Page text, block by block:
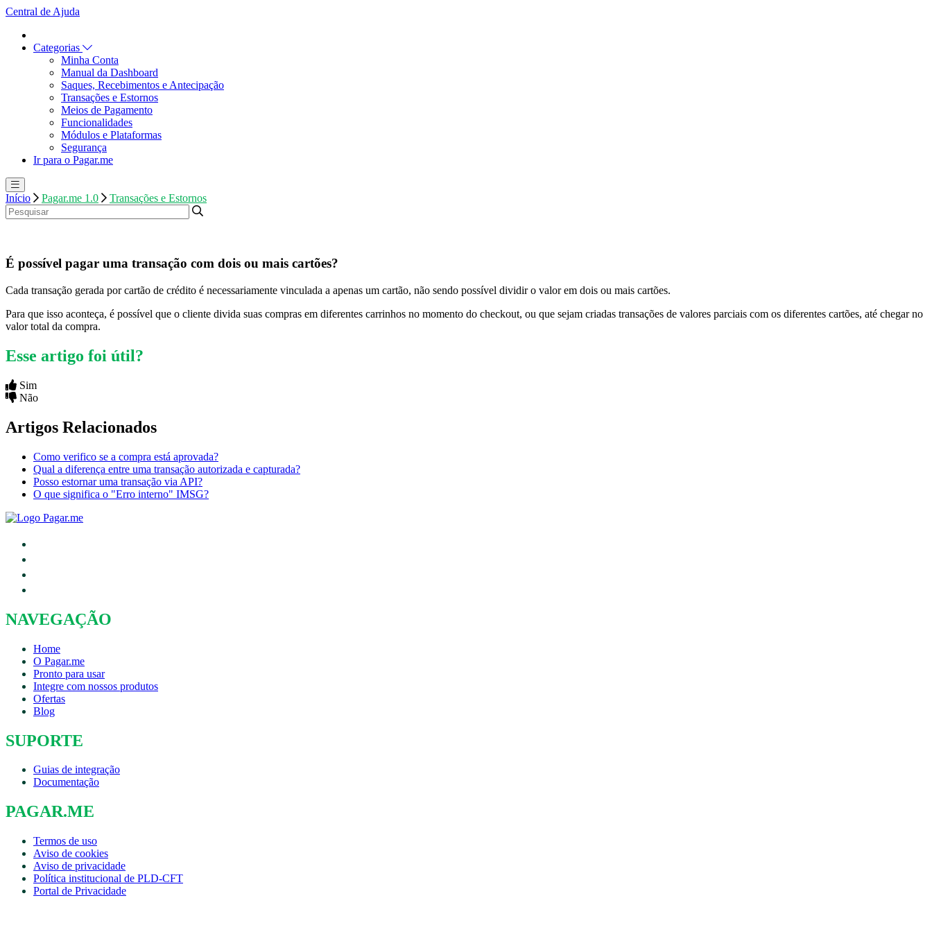
Central de Ajuda
Categorias
Minha Conta
Manual da Dashboard
Saques, Recebimentos e Antecipação
Transações e Estornos
Meios de Pagamento
Funcionalidades
Módulos e Plataformas
Segurança
Ir para o Pagar.me
Início Pagar.me 1.0 Transações e Estornos
É possível pagar uma transação com dois ou mais cartões?
Cada transação gerada por cartão de crédito é necessariamente vinculada a apenas um cartão, não sendo possível dividir o valor em dois ou mais cartões.
Para que isso aconteça, é possível que o cliente divida suas compras em diferentes carrinhos no momento do checkout, ou que sejam criadas transações de valores parciais com os diferentes cartões, até chegar no
valor total da compra.
Esse artigo foi útil?
Sim
Não
Artigos Relacionados
Como verifico se a compra está aprovada?
Qual a diferença entre uma transação autorizada e capturada?
Posso estornar uma transação via API?
O que significa o "Erro interno" IMSG?
NAVEGAÇÃO
Home
O Pagar.me
Pronto para usar
Integre com nossos produtos
Ofertas
Blog
SUPORTE
Guias de integração
Documentação
PAGAR.ME
Termos de uso
Aviso de cookies
Aviso de privacidade
Política institucional de PLD-CFT
Portal de Privacidade